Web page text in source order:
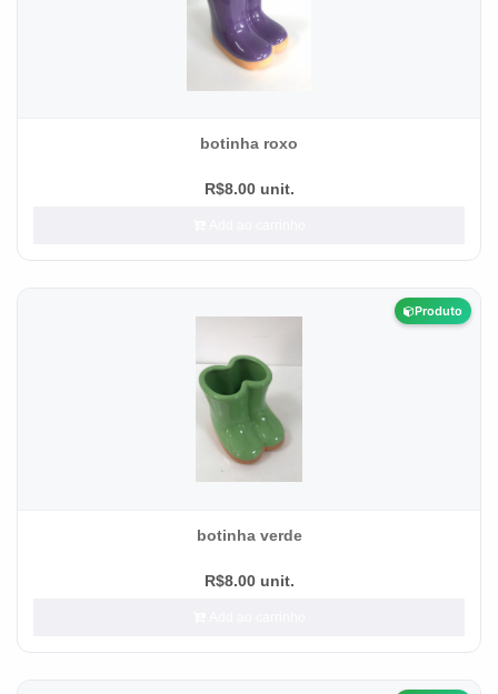
botinha roxo
R$8.00 unit.
Produto
botinha verde
R$8.00 unit.